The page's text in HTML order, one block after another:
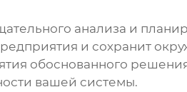
анализа и
и сохранит
обоснованного
вашей системы.